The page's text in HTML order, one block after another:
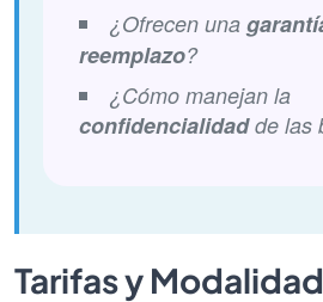
¿Ofrecen una
reemplazo?
¿Cómo manejan la
confidencialidadde las
Tarifas y